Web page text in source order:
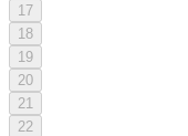
17
18
19
20
21
22